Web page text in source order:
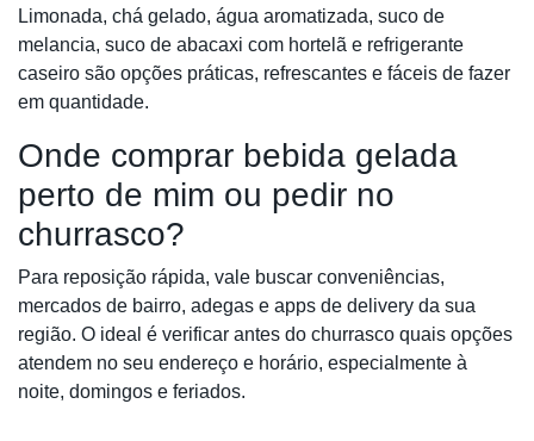
Limonada, chá gelado, água aromatizada, suco de
melancia, suco de abacaxi com hortelã e refrigerante
caseiro são opções práticas, refrescantes e fáceis de fazer
em quantidade.
Onde comprar bebida gelada
perto de mim ou pedir no
churrasco?
Para reposição rápida, vale buscar conveniências,
mercados de bairro, adegas e apps de delivery da sua
região. O ideal é verificar antes do churrasco quais opções
atendem no seu endereço e horário, especialmente à
noite, domingos e feriados.